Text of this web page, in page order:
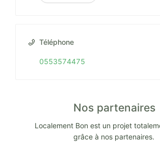
Téléphone
0553574475
Nos partenaires
Localement Bon est un projet
grâce à nos partenaires.